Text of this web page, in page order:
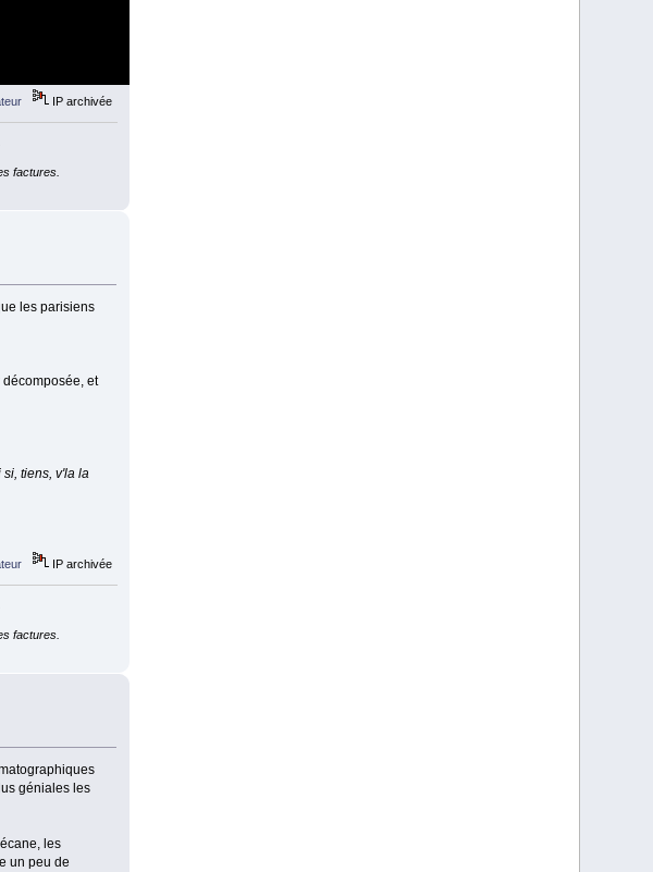
IP archivée
factures.
les parisiens
et
tiens, v'la la
IP archivée
factures.
géniales les
les
un peu de